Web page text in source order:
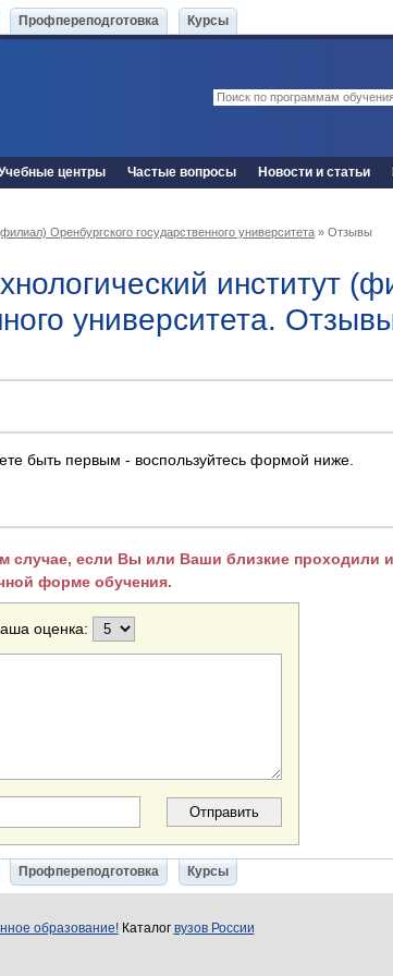
Профпереподготовка Курсы
центры Частые вопросы Новости и статьи
Оренбургского государственного университета » Отзывы
институт
университета.
быть первым - воспользуйтесь формой ниже.
случае, если Вы или Ваши близкие проходили
форме обучения.
оценка:
Профпереподготовка Курсы
образование!Каталог вузов России